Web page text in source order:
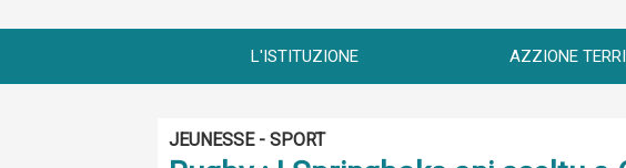
L'ISTITUZIONE AZZIONE
JEUNESSE - SPORT